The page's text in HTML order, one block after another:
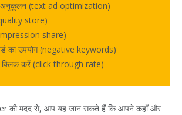
अनुकूलन (text ad optimization)
store)
share)
का उपयोग (negative keywords)
क्लिक करें (click through rate)
की मदद से, आप यह जान सकते हैं कि आपने कहाँ और